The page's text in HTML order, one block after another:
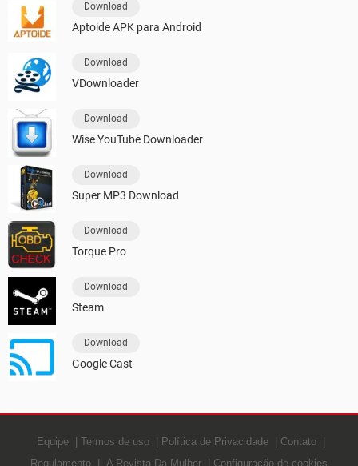
Download
Aptoide APK para Android
Download
VDownloader
Download
Wise YouTube Downloader
Download
Super MP3 Download
Download
Torque Pro
Download
Steam
Download
Google Cast
Equipe Termos de uso Política de Privacidade
Contato
Regulamento
A Revista Da Mulher Configuração de cookies